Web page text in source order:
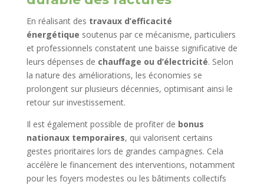
En réalisant des travaux d’efficacité
énergétique soutenus par ce mécanisme, particuliers
et professionnels constatent une baisse significative de
leurs dépenses de chauffage ou d’électricité. Selon
la nature des améliorations, les économies se
prolongent sur plusieurs décennies, optimisant ainsi le
retour sur investissement.
Il est également possible de profiter de bonus
nationaux temporaires, qui valorisent certains
gestes prioritaires lors de grandes campagnes. Cela
accélère le financement des interventions, notamment
pour les foyers modestes ou les bâtiments collectifs